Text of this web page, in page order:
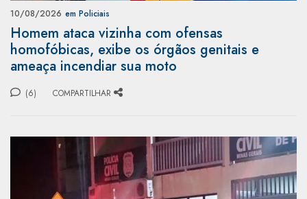
10/08/2026 em Policiais
Homem ataca vizinha com ofensas
homofóbicas, exibe os órgãos genitais e
ameaça incendiar sua moto
(6) COMPARTILHAR